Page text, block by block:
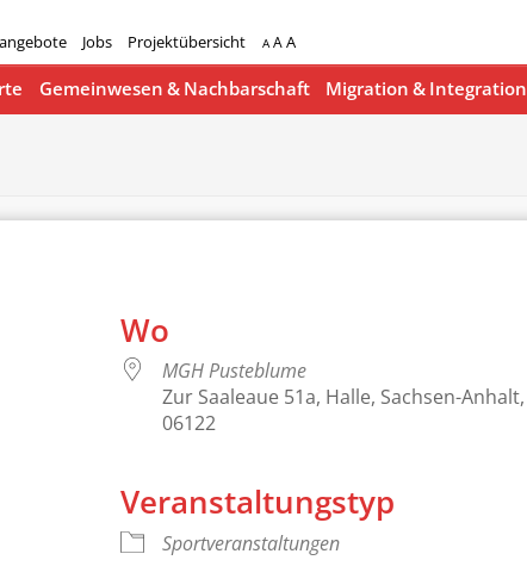
Jobs Projektübersicht A AA
Gemeinwesen & Nachbarschaft Migration & Integration
Google Kalender iCalendar
Wo
MGH Pusteblume
Zur Saaleaue 51a, Halle, Sachsen-Anhalt,
06122
Veranstaltungstyp
Sportveranstaltungen